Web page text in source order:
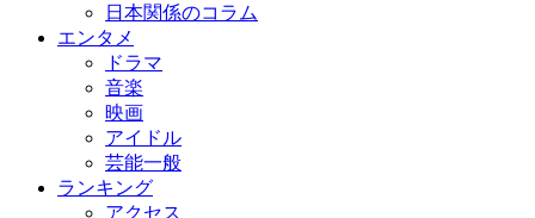
日本関係のコラム
エンタメ
ドラマ
音楽
映画
アイドル
芸能一般
ランキング
アクセス